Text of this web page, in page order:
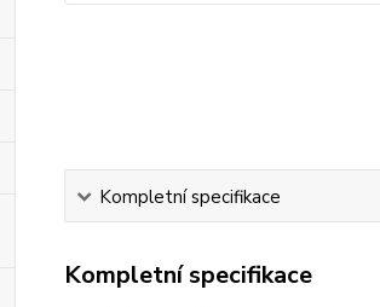
Kompletní specifikace
Kompletní specifikace